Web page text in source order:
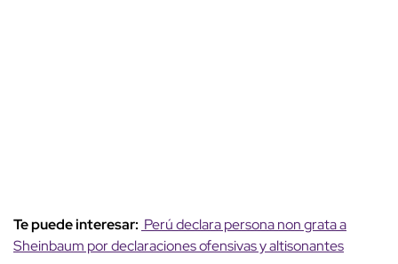
Te puede interesar: Perú declara persona non grata a
Sheinbaum por declaraciones ofensivas y altisonantes